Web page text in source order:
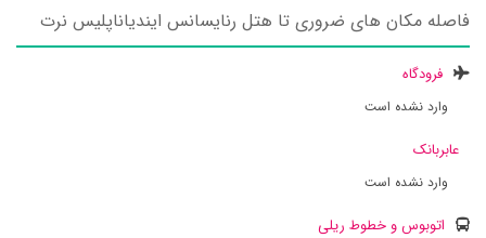
فاصله مکان های ضروری تا هتل رنایسانس ایندیاناپلیس نرت
فرودگاه
وارد نشده است
عابربانک
وارد نشده است
اتوبوس و خطوط ریلی